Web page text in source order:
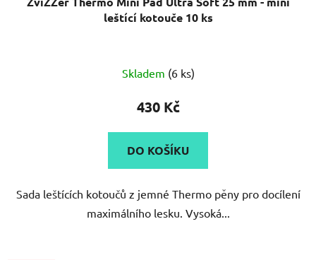
leštící kotouče 10 ks
Skladem (6 ks)
430 Kč
DO KOŠÍKU
Sada leštících kotoučů z jemné Thermo pěny pro docílení
maximálního lesku. Vysoká...